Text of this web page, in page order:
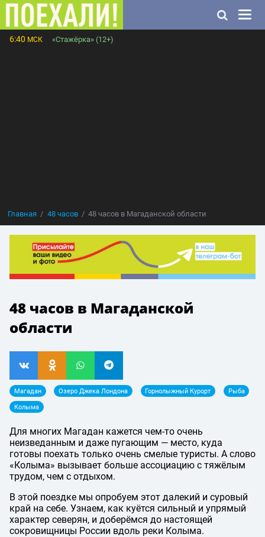
6:40 МСК «Стажёрка» (12+)
Главная 48 часов 48 часов в Магаданской области
48 часов в Магаданской
области
Магадан Озеро Джека Лондона Горнолыжный Курорт Рыба
Колыма
Для многих Магадан кажется чем-то очень
неизведанным и даже пугающим — место, куда
готовы поехать только очень смелые туристы. А слово
«Колыма» вызывает больше ассоциацию с тяжёлым
трудом, чем с отдыхом.
В этой поездке мы опробуем этот далекий и суровый
край на себе. Узнаем, как куётся сильный и упрямый
характер северян, и доберёмся до настоящей
сокровищницы России вдоль реки Колыма.